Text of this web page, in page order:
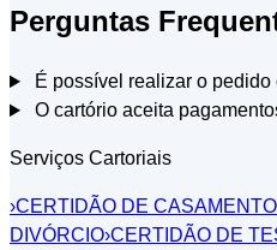
Perguntas
É possível realizar o
O cartório aceita
Serviços Cartoriais
›CERTIDÃO DE CASAMENTO
DIVÓRCIO›CERTIDÃO DE